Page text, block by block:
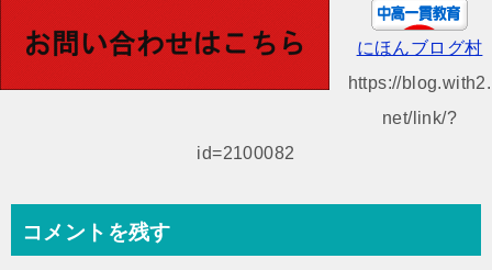
ビ
にほんブログ村
https://blog.with2.
net/link/?
id=2100082
コメントを残す